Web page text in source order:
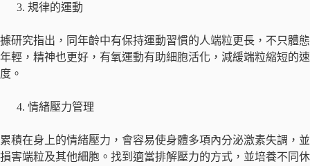
規律的運動
據研究指出，同年齡中有保持運動習慣的人端粒更長，不只體態
年輕，精神也更好，有氧運動有助細胞活化，減緩端粒縮短的速
度。
情緒壓力管理
累積在身上的情緒壓力，會容易使身體多項內分泌激素失調，並
損害端粒及其他細胞。找到適當排解壓力的方式，並培養不同休